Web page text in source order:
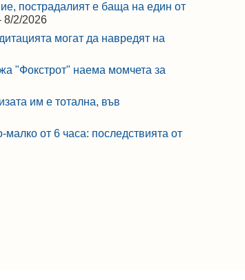
пострадалият е баща на един от
8/2/2026
могат да навредят на
"Фокстрот" наема момчета за
им е тотална, във
от 6 часа: последствията от